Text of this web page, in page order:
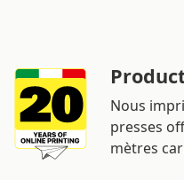
Nous
presses
mètres